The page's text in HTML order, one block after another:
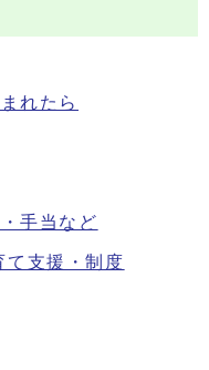
れたら
手当など
て支援・制度